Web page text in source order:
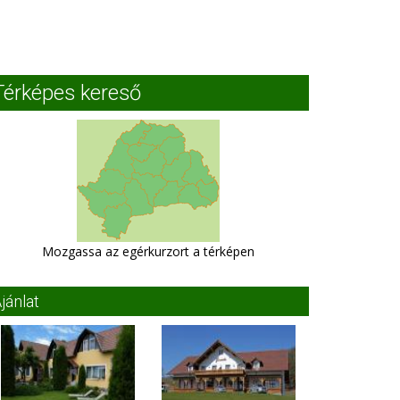
kereső
Mozgassa az egérkurzort a térképen